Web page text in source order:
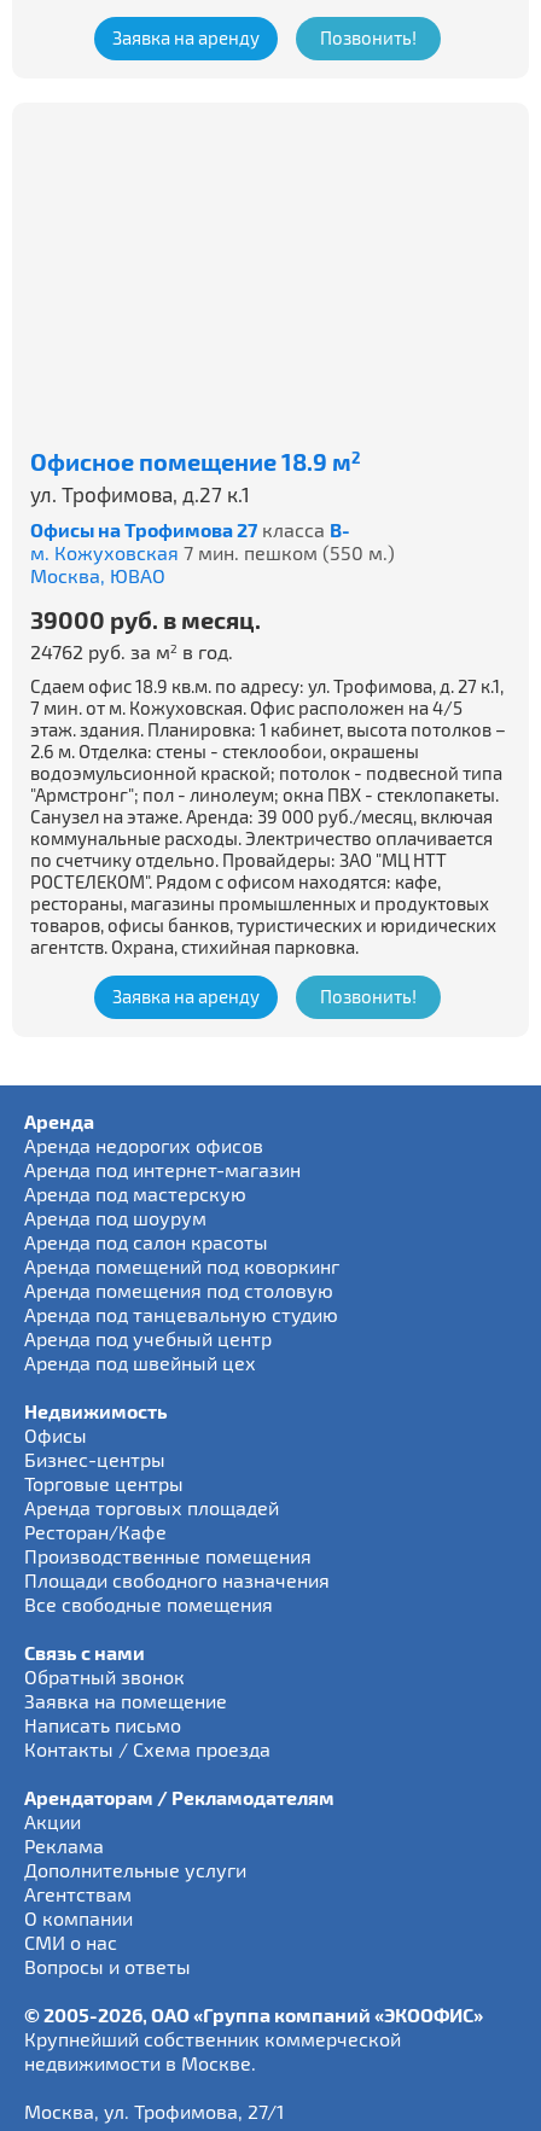
Заявка на аренду Позвонить!
Офисное помещение 18.9 м2
ул. Трофимова, д.27 к.1
Офисы на Трофимова 27 класса B-
м. Кожуховская 7 мин. пешком (550 м.)
Москва, ЮВАО
39000 руб. в месяц.
24762 руб. за м2 в год.
Сдаем офис 18.9 кв.м. по адресу: ул. Трофимова, д. 27 к.1,
7 мин. от м. Кожуховская. Офис расположен на 4/5
этаж. здания. Планировка: 1 кабинет, высота потолков –
2.6 м. Отделка: стены - стеклообои, окрашены
водоэмульсионной краской; потолок - подвесной типа
"Армстронг"; пол - линолеум; окна ПВХ - стеклопакеты.
Санузел на этаже. Аренда: 39 000 руб./месяц, включая
коммунальные расходы. Электричество оплачивается
по счетчику отдельно. Провайдеры: ЗАО "МЦ НТТ
РОСТЕЛЕКОМ". Рядом с офисом находятся: кафе,
рестораны, магазины промышленных и продуктовых
товаров, офисы банков, туристических и юридических
агентств. Охрана, стихийная парковка.
Заявка на аренду Позвонить!
Аренда
Аренда недорогих офисов
Аренда под интернет-магазин
Аренда под мастерскую
Аренда под шоурум
Аренда под салон красоты
Аренда помещений под коворкинг
Аренда помещения под столовую
Аренда под танцевальную студию
Аренда под учебный центр
Аренда под швейный цех
Недвижимость
Офисы
Бизнес-центры
Торговые центры
Аренда торговых площадей
Ресторан/Кафе
Производственные помещения
Площади свободного назначения
Все свободные помещения
Связь с нами
Обратный звонок
Заявка на помещение
Написать письмо
Контакты / Схема проезда
Арендаторам / Рекламодателям
Акции
Реклама
Дополнительные услуги
Агентствам
О компании
СМИ о нас
Вопросы и ответы
© 2005-2026, ОАО «Группа компаний «ЭКООФИС»
Крупнейший собственник коммерческой
недвижимости в Москве.
Москва, ул. Трофимова, 27/1